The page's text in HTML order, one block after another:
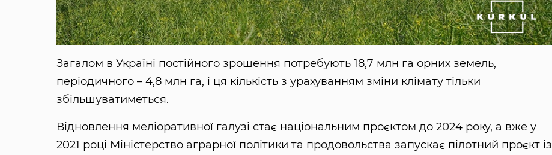
Загалом в Україні постійного зрошення потребують 18,7 млн га орних земель,
періодичного – 4,8 млн га, і ця кількість з урахуванням зміни клімату тільки
збільшуватиметься.
Відновлення меліоративної галузі стає національним проєктом до 2024 року, а вже у
2021 році Міністерство аграрної політики та продовольства запускає пілотний проєкт із